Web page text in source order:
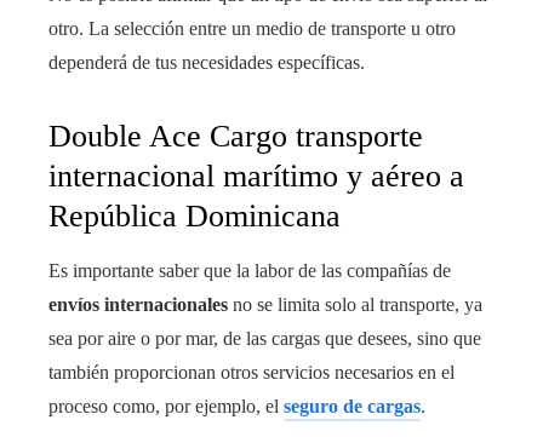
otro. La selección entre un medio de transporte u otro
dependerá de tus necesidades específicas.
Double Ace Cargo transporte
internacional marítimo y aéreo a
República Dominicana
Es importante saber que la labor de las compañías de
envíos internacionales no se limita solo al transporte, ya
sea por aire o por mar, de las cargas que desees, sino que
también proporcionan otros servicios necesarios en el
proceso como, por ejemplo, el seguro de cargas.